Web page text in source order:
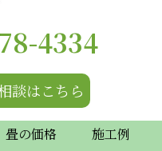
4334
談はこちら
畳の価格 施工例